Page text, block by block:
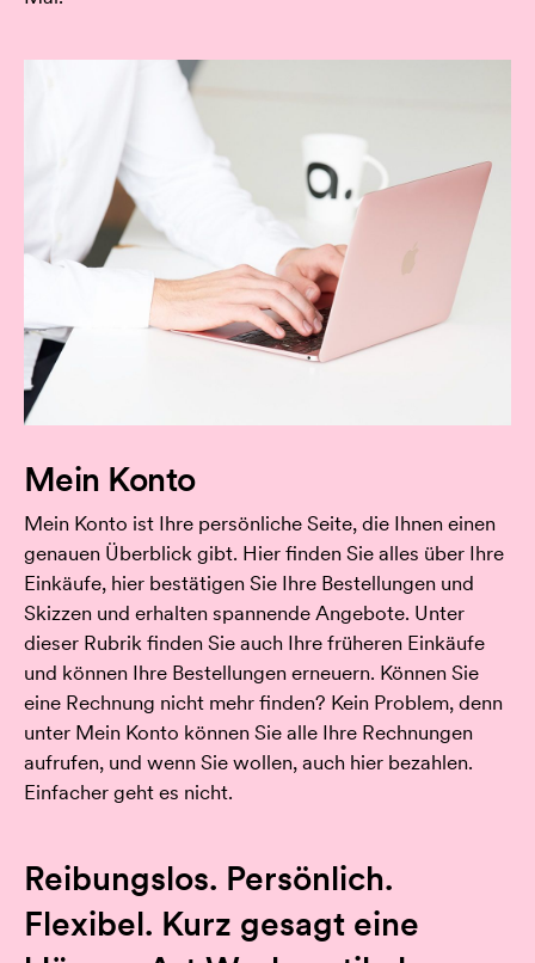
Mein Konto
Mein Konto ist Ihre persönliche Seite, die Ihnen einen
genauen Überblick gibt. Hier finden Sie alles über Ihre
Einkäufe, hier bestätigen Sie Ihre Bestellungen und
Skizzen und erhalten spannende Angebote. Unter
dieser Rubrik finden Sie auch Ihre früheren Einkäufe
und können Ihre Bestellungen erneuern. Können Sie
eine Rechnung nicht mehr finden? Kein Problem, denn
unter Mein Konto können Sie alle Ihre Rechnungen
aufrufen, und wenn Sie wollen, auch hier bezahlen.
Einfacher geht es nicht.
Reibungslos. Persönlich.
Flexibel. Kurz gesagt eine